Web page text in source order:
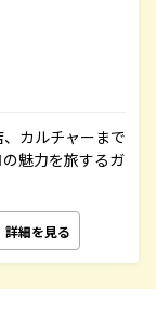
カルチャーまで
魅力を旅するガ
詳細を見る